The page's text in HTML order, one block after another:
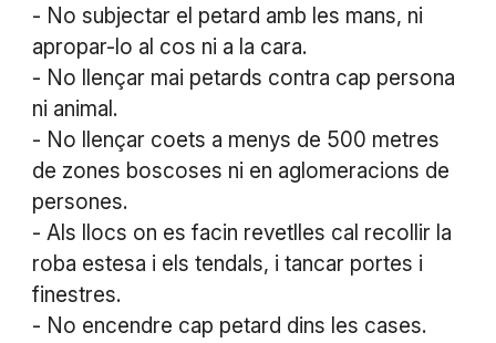
- No subjectar el petard amb les mans, ni
apropar-lo al cos ni a la cara.
- No llençar mai petards contra cap persona
ni animal.
- No llençar coets a menys de 500 metres
de zones boscoses ni en aglomeracions de
persones.
- Als llocs on es facin revetlles cal recollir la
roba estesa i els tendals, i tancar portes i
finestres.
- No encendre cap petard dins les cases.